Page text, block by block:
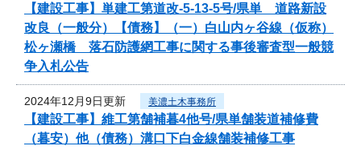
【建設工事】単建工第道改-5-13-5号/県単 道路新設
改良（一般分）【債務】（一）白山内ヶ谷線（仮称）
松ヶ瀬橋 落石防護網工事に関する事後審査型一般競
争入札公告
2024年12月9日更新 美濃土木事務所
【建設工事】維工第舗補暮4他号/県単舗装道補修費
（暮安）他（債務）溝口下白金線舗装補修工事